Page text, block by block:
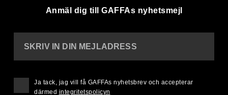
Anmäl dig till GAFFAs nyhetsmejl
SKRIV IN DIN MEJLADRESS
Ja tack, jag vill få GAFFAs nyhetsbrev och accepterar
därmed integritetspolicyn